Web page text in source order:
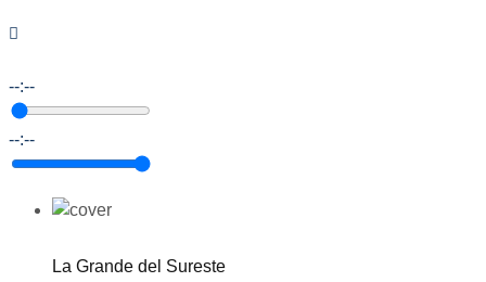
--:--
--:--
La Grande del Sureste